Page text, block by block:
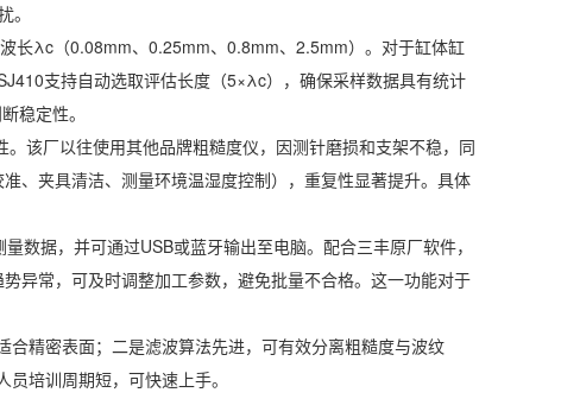
长λc（0.08mm、0.25mm、0.8mm、2.5mm）。对于缸体缸
支持自动选取评估长度（5×λc），确保采样数据具有统计
稳定性。
该厂以往使用其他品牌粗糙度仪，因测针磨损和支架不稳，同
、夹具清洁、测量环境温湿度控制），重复性显著提升。具体
数据，并可通过USB或蓝牙输出至电脑。配合三丰原厂软件，
异常，可及时调整加工参数，避免批量不合格。这一功能对于
精密表面；二是滤波算法先进，可有效分离粗糙度与波纹
培训周期短，可快速上手。